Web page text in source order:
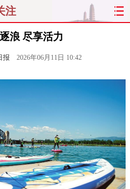
注
浪 尽享活力
报 2026年06月11日 10:42